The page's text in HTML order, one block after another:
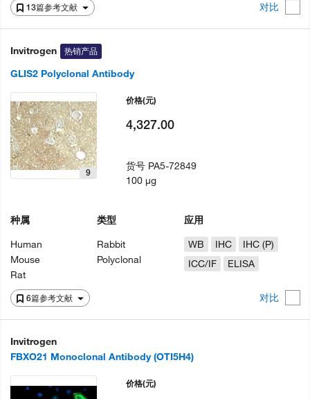
13篇参考文献 对比
Invitrogen 热销产品
GLIS2 Polyclonal Antibody
6篇参考文献 对比
9
种属
Human
Mouse
Rat
类型
Rabbit
Polyclonal
应用
WB
IHC
IHC (P)
ICC/IF
ELISA
价格(元)
4,327.00
货号 PA5-72849
100 µg
Invitrogen
FBXO21 Monoclonal Antibody (OTI5H4)
价格(元)